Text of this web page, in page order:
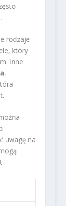
rodzaje
który
Inne
,
uwagę na